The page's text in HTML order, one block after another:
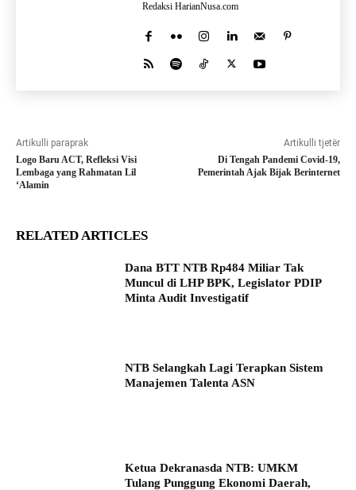
Redaksi HarianNusa.com
Artikulli paraprak
Logo Baru ACT, Refleksi Visi
Lembaga yang Rahmatan Lil
‘Alamin
Artikulli tjetër
Di Tengah Pandemi Covid-19,
Pemerintah Ajak Bijak Berinternet
RELATED ARTICLES
Dana BTT NTB Rp484 Miliar Tak
Muncul di LHP BPK, Legislator PDIP
Minta Audit Investigatif
NTB Selangkah Lagi Terapkan Sistem
Manajemen Talenta ASN
Ketua Dekranasda NTB: UMKM
Tulang Punggung Ekonomi Daerah,